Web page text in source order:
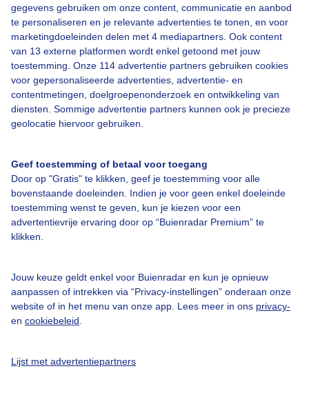
gegevens gebruiken om onze content, communicatie en aanbod
te personaliseren en je relevante advertenties te tonen, en voor
marketingdoeleinden delen met 4 mediapartners. Ook content
van 13 externe platformen wordt enkel getoond met jouw
toestemming. Onze 114 advertentie partners gebruiken cookies
voor gepersonaliseerde advertenties, advertentie- en
contentmetingen, doelgroepenonderzoek en ontwikkeling van
diensten. Sommige advertentie partners kunnen ook je precieze
geolocatie hiervoor gebruiken.
Geef toestemming of betaal voor toegang
Door op "Gratis" te klikken, geef je toestemming voor alle
bovenstaande doeleinden. Indien je voor geen enkel doeleinde
toestemming wenst te geven, kun je kiezen voor een
advertentievrije ervaring door op “Buienradar Premium” te
klikken.
Jouw keuze geldt enkel voor Buienradar en kun je opnieuw
aanpassen of intrekken via “Privacy-instellingen” onderaan onze
website of in het menu van onze app. Lees meer in ons privacy-
en cookiebeleid
Lijst met advertentiepartners
Een moment geduld aub...
Bedrijfsgegevens
Veelgestelde vragen
Contact
Gebruikersvoorwaarden
Adverteren
Buienradar Team
Cookie beleid